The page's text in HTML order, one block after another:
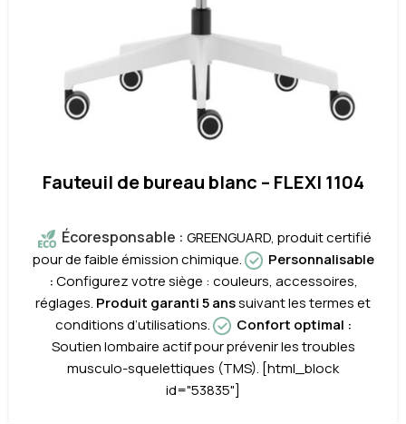
Fauteuil de bureau blanc – FLEXI 1104
Écoresponsable : GREENGUARD, produit certifié
pour de faible émission chimique.
Personnalisable
:Configurez votre siège : couleurs, accessoires,
réglages. Produit garanti 5 anssuivant les termes et
conditions d’utilisations.
Confort optimal :
Soutien lombaire actif pour prévenir les troubles
musculo-squelettiques (TMS). [html_block
id="53835"]